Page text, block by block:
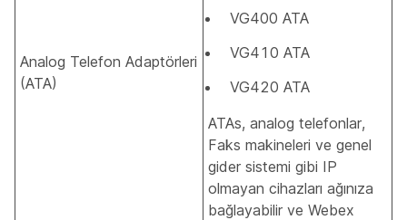
Analog Telefon Adaptörleri
(ATA)
VG400 ATA
VG410 ATA
VG420 ATA
ATAs, analog telefonlar,
Faks makineleri ve genel
gider sistemi gibi IP
olmayan cihazları ağınıza
bağlayabilir ve Webex